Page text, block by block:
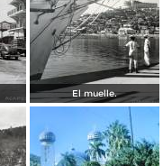
El muelle.